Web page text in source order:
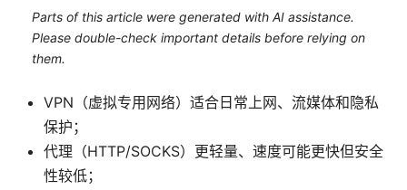
Parts of this article were generated with AI assistance.
Please double-check important details before relying on
them.
VPN（虚拟专用网络）适合日常上网、流媒体和隐私
保护；
代理（HTTP/SOCKS）更轻量、速度可能更快但安全
性较低；